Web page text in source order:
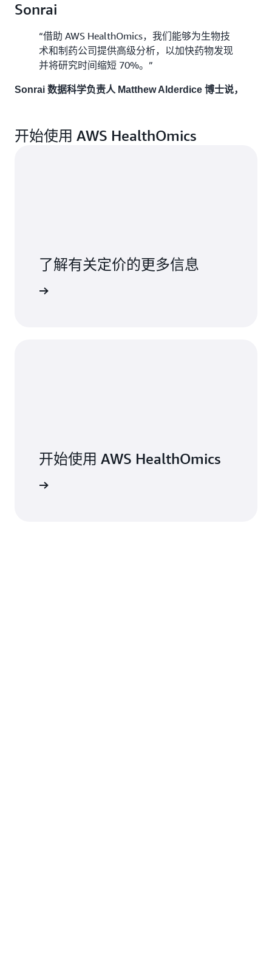
Sonrai
“借助 AWS HealthOmics，我们能够为生物技
术和制药公司提供高级分析，以加快药物发现
并将研究时间缩短 70%。”
Sonrai 数据科学负责人 Matthew Alderdice 博士说，
开始使用 AWS HealthOmics
了解有关定价的更多信息
开始使用 AWS HealthOmics